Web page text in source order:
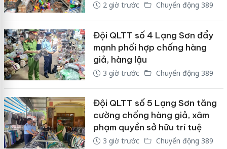
2 giờ trước Chuyển động 389
Đội QLTT số 4 Lạng Sơn đẩy
mạnh phối hợp chống hàng
giả, hàng lậu
3 giờ trước Chuyển động 389
Đội QLTT số 5 Lạng Sơn tăng
cường chống hàng giả, xâm
phạm quyền sở hữu trí tuệ
3 giờ trước Chuyển động 389